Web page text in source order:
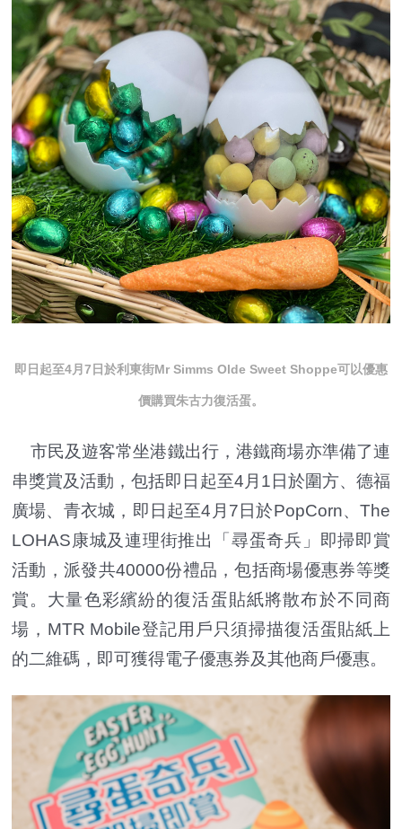
即日起至4月7日於利東街Mr Simms Olde Sweet Shoppe可以優惠
價購買朱古力復活蛋。
市民及遊客常坐港鐵出行，港鐵商場亦準備了連
串獎賞及活動，包括即日起至4月1日於圍方、德福
廣場、青衣城，即日起至4月7日於PopCorn、The
LOHAS康城及連理街推出「尋蛋奇兵」即掃即賞
活動，派發共40000份禮品，包括商場優惠券等獎
賞。大量色彩繽紛的復活蛋貼紙將散布於不同商
場，MTR Mobile登記用戶只須掃描復活蛋貼紙上
的二維碼，即可獲得電子優惠券及其他商戶優惠。